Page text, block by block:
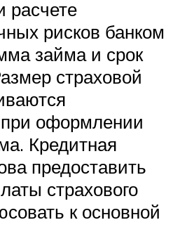
расчете
рисков банком
займа и срок
страховой
оформлении
Кредитная
предоставить
страхового
к основной